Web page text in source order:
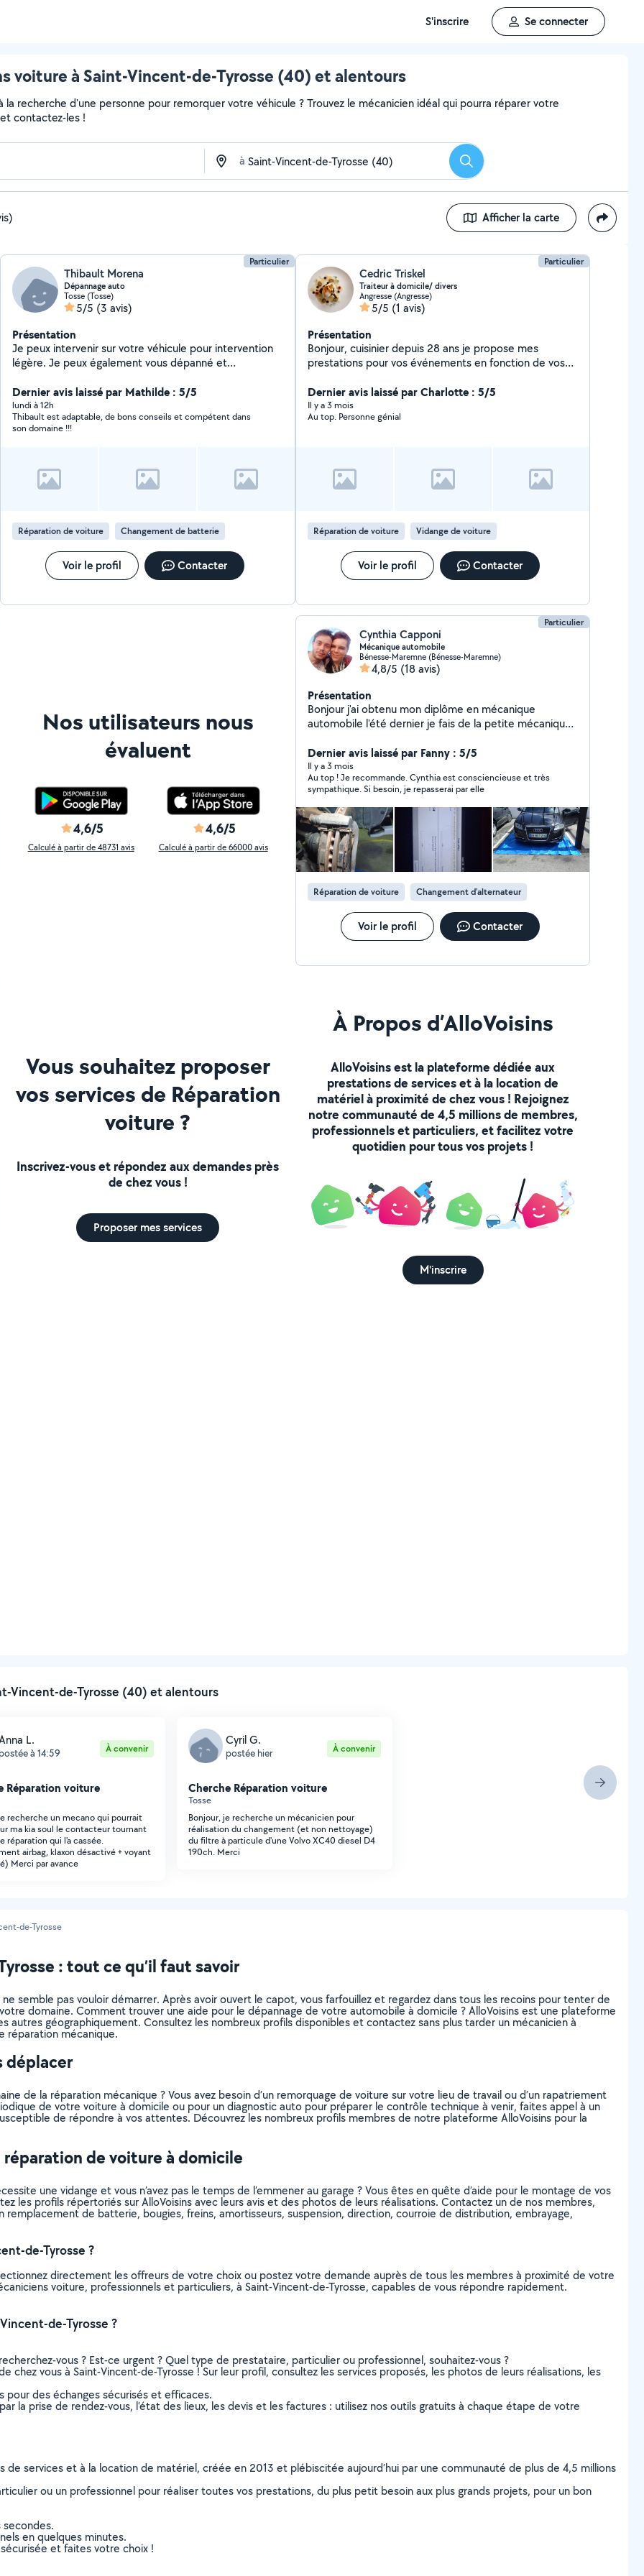
S'inscrire Se connecter
voiture à Saint-Vincent-de-Tyrosse (40) et alentours
recherche d'une personne pour remorquer votre véhicule ? Trouvez le mécanicien idéal qui pourra réparer votre
contactez-les !
à Rechercher
Afficher la carte
Particulier
Thibault Morena
Dépannage auto
Tosse (Tosse)
5/5 (3 avis)
Présentation
Je peux intervenir sur votre véhicule pour intervention
légère. Je peux également vous dépanné et
N'hésitez pas je reste disponible
Dernier avis laissé par Mathilde : 5/5
lundi à 12h
Thibault est adaptable, de bons conseils et compétent dans
son domaine !!!
Réparation de voiture Changement de batterie
Voir le profil Contacter
Particulier
Cedric Triskel
Traiteur à domicile/ divers
Angresse (Angresse)
5/5 (1 avis)
Présentation
Bonjour, cuisinier depuis 28 ans je propose mes
prestations pour vos événements en fonction de vos
assurerons le bon déroulement des choses, à votre
domicile ou un lieu sympa sur Biarritz à partir de 50
personnes. N'hésitez pas à me solliciter, demander un
VAG (volkswagen/audi/ seat/skoda/ porsche) Prix au
plus juste, pas de facturation à l'heure, juste un forfait
Dernier avis laissé par Charlotte : 5/5
Il y a 3 mois
Au top. Personne génial
Réparation de voiture Vidange de voiture
Voir le profil Contacter
Nos utilisateurs nous
évaluent
4,6/5
Calculé à partir de 48731 avis
4,6/5
Calculé à partir de 66000 avis
Particulier
Cynthia Capponi
Mécanique automobile
Bénesse-Maremne (Bénesse-Maremne)
4,8/5 (18 avis)
Présentation
Bonjour j'ai obtenu mon diplôme en mécanique
automobile l'été dernier je fais de la petite mécanique
journée Ps si ses moi qui me déplace déplacement a
payer et si ces vous qui Vien a mon domicile
déplacement gratuit vu que je me déplace pas
Dernier avis laissé par Fanny : 5/5
Il y a 3 mois
Au top ! Je recommande. Cynthia est consciencieuse et très
sympathique. Si besoin, je repasserai par elle
Réparation de voiture Changement d'alternateur
Voir le profil Contacter
Vous souhaitez proposer
vos services de Réparation
voiture ?
Inscrivez-vous et répondez aux demandes près
de chez vous !
Proposer mes services
À Propos d’AlloVoisins
AlloVoisins est la plateforme dédiée aux
prestations de services et à la location de
matériel à proximité de chez vous ! Rejoignez
notre communauté de 4,5 millions de membres,
professionnels et particuliers, et facilitez votre
quotidien pour tous vos projets !
M'inscrire
Vincent-de-Tyrosse (40) et alentours
L.
postée à 14:59 À convenir
Réparation voiture
recherche un mecano qui pourrait
ma kia soul le contacteur tournant
réparation qui l'a cassée.
airbag, klaxon désactivé + voyant
Merci par avance
Cyril G.
postée hier À convenir
Cherche Réparation voiture
Tosse
Bonjour, je recherche un mécanicien pour
réalisation du changement (et non nettoyage)
du filtre à particule d'une Volvo XC40 diesel D4
190ch. Merci
de-Tyrosse
: tout ce qu’il faut savoir
semble pas vouloir démarrer. Après avoir ouvert le capot, vous farfouillez et regardez dans tous les recoins pour tenter de
domaine. Comment trouver une aide pour le dépannage de votre automobile à domicile ? AlloVoisins est une plateforme
autres géographiquement. Consultez les nombreux profils disponibles et contactez sans plus tarder un mécanicien à
réparation mécanique.
déplacer
de la réparation mécanique ? Vous avez besoin d’un remorquage de voiture sur votre lieu de travail ou d’un rapatriement
de votre voiture à domicile ou pour un diagnostic auto pour préparer le contrôle technique à venir, faites appel à un
de répondre à vos attentes. Découvrez les nombreux profils membres de notre plateforme AlloVoisins pour la
de voiture à domicile
une vidange et vous n’avez pas le temps de l’emmener au garage ? Vous êtes en quête d’aide pour le montage de vos
les profils répertoriés sur AlloVoisins avec leurs avis et des photos de leurs réalisations. Contactez un de nos membres,
de batterie, bougies, freins, amortisseurs, suspension, direction, courroie de distribution, embrayage,
de-Tyrosse ?
directement les offreurs de votre choix ou postez votre demande auprès de tous les membres à proximité de votre
voiture, professionnels et particuliers, à Saint-Vincent-de-Tyrosse, capables de vous répondre rapidement.
de-Tyrosse ?
vous ? Est-ce urgent ? Quel type de prestataire, particulier ou professionnel, souhaitez-vous ?
chez vous à Saint-Vincent-de-Tyrosse ! Sur leur profil, consultez les services proposés, les photos de leurs réalisations, les
pour des échanges sécurisés et efficaces.
la prise de rendez-vous, l’état des lieux, les devis et les factures : utilisez nos outils gratuits à chaque étape de votre
de services et à la location de matériel, créée en 2013 et plébiscitée aujourd’hui par une communauté de plus de 4,5 millions
ou un professionnel pour réaliser toutes vos prestations, du plus petit besoin aux plus grands projets, pour un bon
secondes.
en quelques minutes.
et faites votre choix !